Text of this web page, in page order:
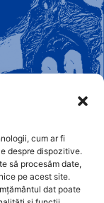
cum ar fi
despre dispozitive.
să procesăm date,
pe acest site.
dat poate